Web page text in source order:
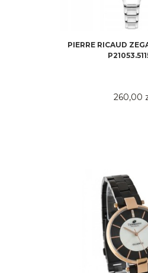
PIERRE RICAUD
260,00